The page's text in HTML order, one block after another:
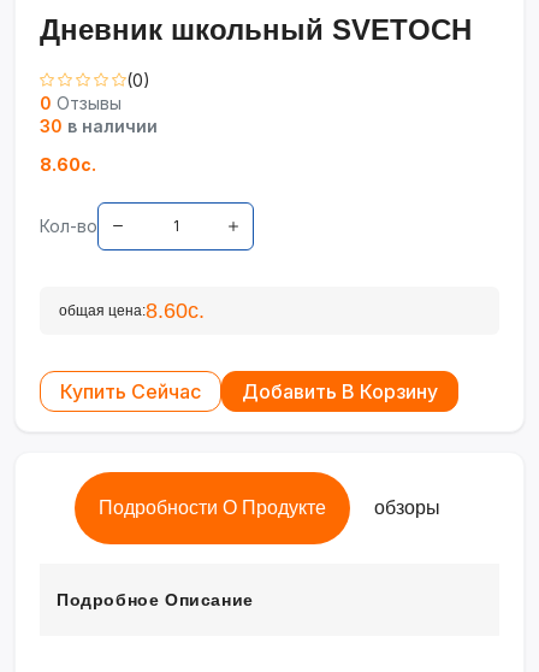
Дневник школьный SVETOCH
(0)
0 Отзывы
30 в наличии
8.60с.
Кол-во
общая цена:8.60с.
Купить Сейчас Добавить В Корзину
Подробности О Продукте обзоры
Подробное Описание